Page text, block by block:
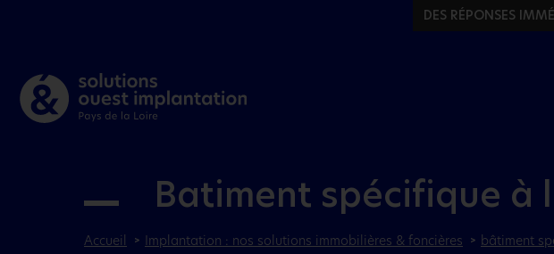
DES RÉPONSES
Batiment spécifique à
Accueil Implantation : nos solutions immobilières & foncières bâtiment